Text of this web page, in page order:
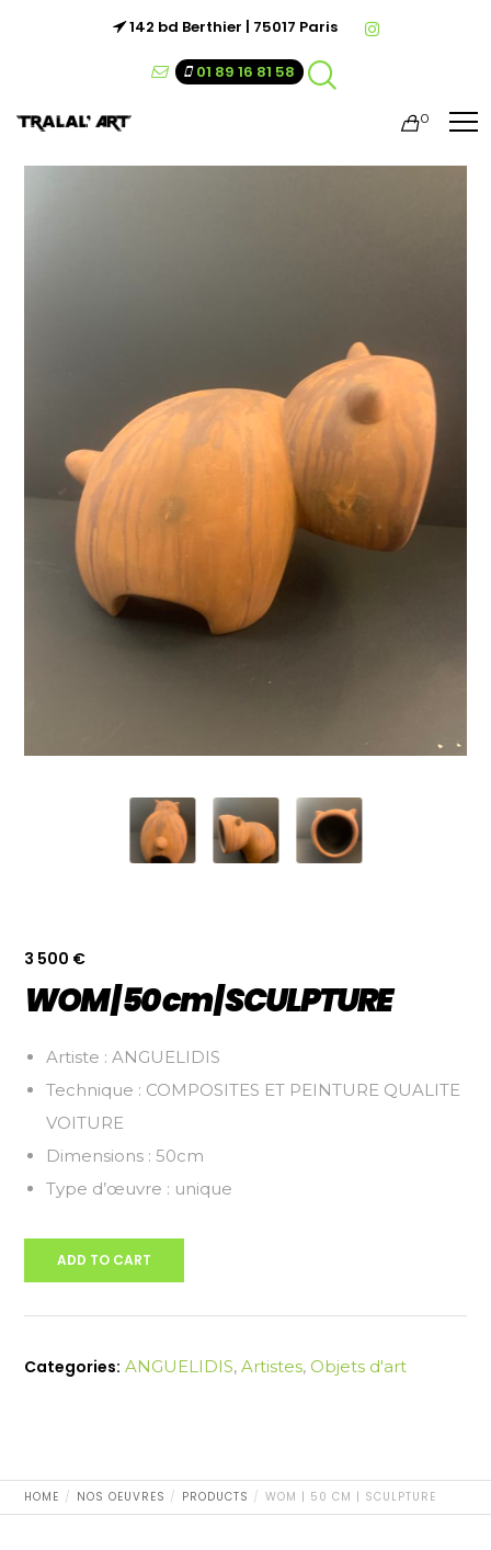
142 bd Berthier | 75017 Paris
01 89 16 81 58
0
3 500 €
WOM | 50 cm | SCULPTURE
Artiste : ANGUELIDIS
Technique : COMPOSITES ET PEINTURE QUALITE
VOITURE
Dimensions : 50cm
Type d’œuvre : unique
ADD TO CART
Categories: ANGUELIDIS,Artistes, Objets d'art
HOME NOS OEUVRES PRODUCTS WOM | 50 CM | SCULPTURE